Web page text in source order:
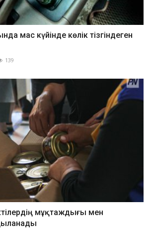
мас күйінде көлік тізгіндеген
139
мұқтаждығы мен